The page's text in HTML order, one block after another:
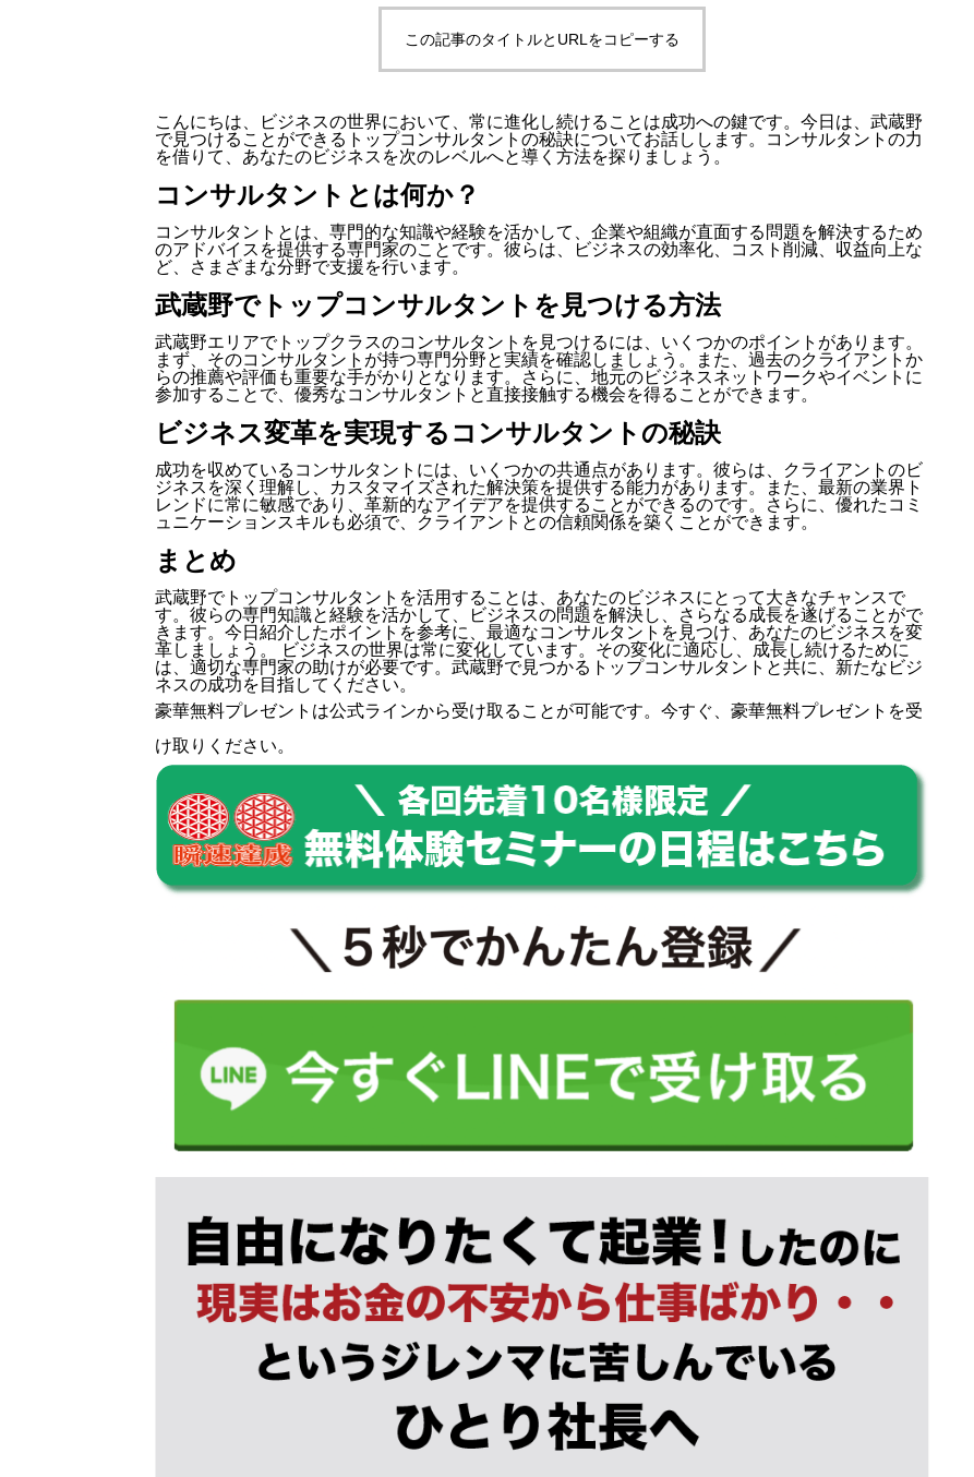
この記事のタイトルとURLをコピーする
こんにちは、ビジネスの世界において、常に進化し続けることは成功への鍵です。今日は、武蔵野
で見つけることができるトップコンサルタントの秘訣についてお話しします。コンサルタントの力
を借りて、あなたのビジネスを次のレベルへと導く方法を探りましょう。
コンサルタントとは何か？
コンサルタントとは、専門的な知識や経験を活かして、企業や組織が直面する問題を解決するため
のアドバイスを提供する専門家のことです。彼らは、ビジネスの効率化、コスト削減、収益向上な
ど、さまざまな分野で支援を行います。
武蔵野でトップコンサルタントを見つける方法
武蔵野エリアでトップクラスのコンサルタントを見つけるには、いくつかのポイントがあります。
まず、そのコンサルタントが持つ専門分野と実績を確認しましょう。また、過去のクライアントか
らの推薦や評価も重要な手がかりとなります。さらに、地元のビジネスネットワークやイベントに
参加することで、優秀なコンサルタントと直接接触する機会を得ることができます。
ビジネス変革を実現するコンサルタントの秘訣
成功を収めているコンサルタントには、いくつかの共通点があります。彼らは、クライアントのビ
ジネスを深く理解し、カスタマイズされた解決策を提供する能力があります。また、最新の業界ト
レンドに常に敏感であり、革新的なアイデアを提供することができるのです。さらに、優れたコミ
ュニケーションスキルも必須で、クライアントとの信頼関係を築くことができます。
まとめ
武蔵野でトップコンサルタントを活用することは、あなたのビジネスにとって大きなチャンスで
す。彼らの専門知識と経験を活かして、ビジネスの問題を解決し、さらなる成長を遂げることがで
きます。今日紹介したポイントを参考に、最適なコンサルタントを見つけ、あなたのビジネスを変
革しましょう。 ビジネスの世界は常に変化しています。その変化に適応し、成長し続けるために
は、適切な専門家の助けが必要です。武蔵野で見つかるトップコンサルタントと共に、新たなビジ
ネスの成功を目指してください。
豪華無料プレゼントは公式ラインから受け取ることが可能です。今すぐ、豪華無料プレゼントを受
け取りください。